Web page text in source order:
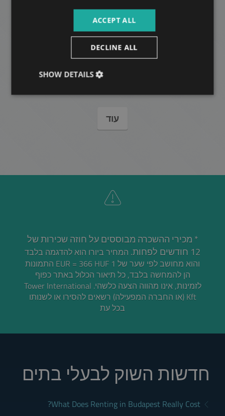
NÉMETVÖLGYI RESIDENCE
עוד
* מכירי ההשכרה מבוססים על חוזה שכירות של
12 חודשים לפחות.
המחיר ביורו הוא להדגמה בלבד
והוא מחושב לפי שער של 1 EUR = 366 HUF התמונות
הן להמחשה בלבד, כל תיאור הכלול באתר כפוף
לזמינות, אינו מהווה הצעה כלשהי. Tower International
Kft (או החברה המפעילה) רשאים להסירו או לשנותו
בכל עת
חדשות השוק לבעלי בתים
What Does Renting in Budapest Really Cost?
ACCEPT ALL
DECLINE ALL
SHOW DETAILS